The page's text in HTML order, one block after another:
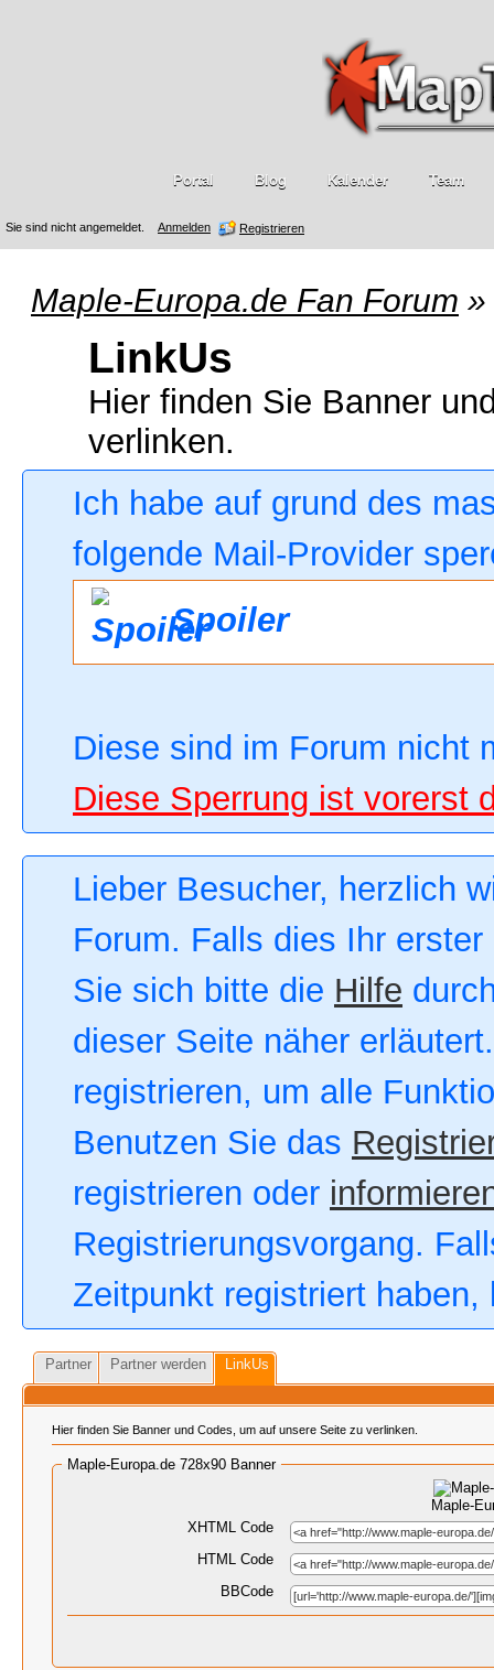
Sie sind nicht angemeldet. Anmelden Registrieren
Portal Blog Kalender Team
Maple-Europa.de Fan Forum »
LinkUs
Hier finden Sie Banner
verlinken.
Ich habe auf grund des
folgende Mail-Provider
Spoiler
Diese sind im Forum nicht
Diese Sperrung ist vorerst
Lieber Besucher, herzlich
Forum. Falls dies Ihr
Sie sich bitte die Hilfe
dieser Seite näher
registrieren, um alle
Benutzen Sie das
registrieren oder
Registrierungsvorgang.
Zeitpunkt registriert
Partner Partner werden LinkUs
Hier finden Sie Banner und Codes, um auf unsere Seite zu verlinken.
Maple-Europa.de 728x90 Banner
Maple-
XHTML Code
HTML Code
BBCode